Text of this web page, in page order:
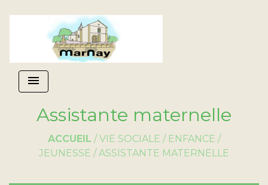
menu
Assistante maternelle
ACCUEIL /VIE SOCIALE / ENFANCE /
JEUNESSE /ASSISTANTE MATERNELLE